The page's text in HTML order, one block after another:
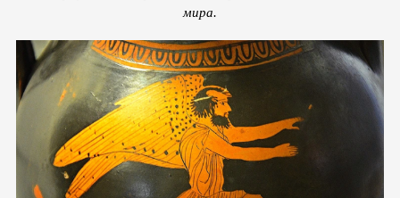
мира.